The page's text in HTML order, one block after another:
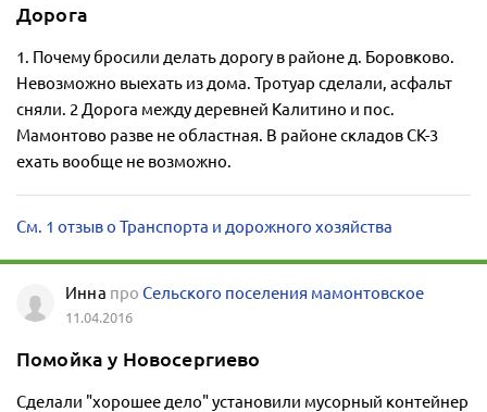
Дорога
1. Почему бросили делать дорогу в районе д. Боровково.
Невозможно выехать из дома. Тротуар сделали, асфальт
сняли. 2 Дорога между деревней Калитино и пос.
Мамонтово разве не областная. В районе складов СК-3
ехать вообще не возможно.
См. 1 отзыв о Транспорта и дорожного хозяйства
Инна про Сельского поселения мамонтовское
11.04.2016
Помойка у Новосергиево
Сделали "хорошее дело" установили мусорный контейнер